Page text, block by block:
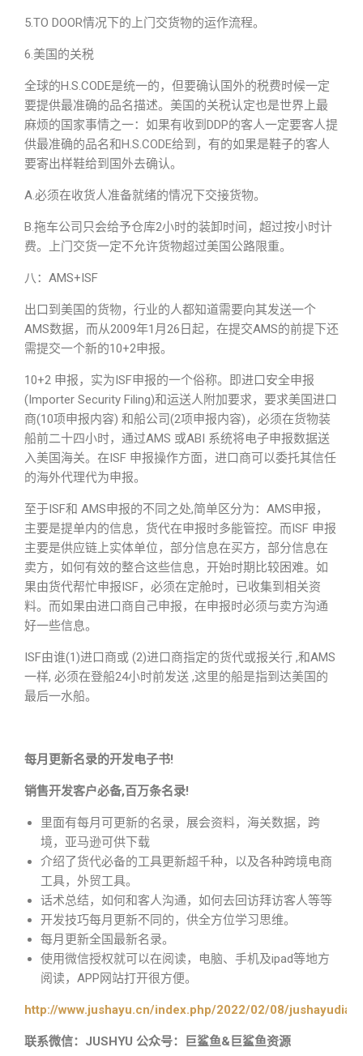
5.TO DOOR情况下的上门交货物的运作流程。
6.美国的关税
全球的H.S.CODE是统一的，但要确认国外的税费时候一定
要提供最准确的品名描述。美国的关税认定也是世界上最
麻烦的国家事情之一：如果有收到DDP的客人一定要客人提
供最准确的品名和H.S.CODE给到，有的如果是鞋子的客人
要寄出样鞋给到国外去确认。
A.必须在收货人准备就绪的情况下交接货物。
B.拖车公司只会给予仓库2小时的装卸时间，超过按小时计
费。上门交货一定不允许货物超过美国公路限重。
八：AMS+ISF
出口到美国的货物，行业的人都知道需要向其发送一个
AMS数据，而从2009年1月26日起，在提交AMS的前提下还
需提交一个新的10+2申报。
10+2 申报，实为ISF申报的一个俗称。即进口安全申报
(Importer Security Filing)和运送人附加要求，要求美国进口
商(10项申报内容) 和船公司(2项申报内容)，必须在货物装
船前二十四小时，通过AMS 或ABI 系统将电子申报数据送
入美国海关。在ISF 申报操作方面，进口商可以委托其信任
的海外代理代为申报。
至于ISF和 AMS申报的不同之处,简单区分为：AMS申报，
主要是提单内的信息，货代在申报时多能管控。而ISF 申报
主要是供应链上实体单位，部分信息在买方，部分信息在
卖方，如何有效的整合这些信息，开始时期比较困难。如
果由货代帮忙申报ISF，必须在定舱时，已收集到相关资
料。而如果由进口商自己申报，在申报时必须与卖方沟通
好一些信息。
ISF由谁(1)进口商或 (2)进口商指定的货代或报关行 ,和AMS
一样, 必须在登船24小时前发送 ,这里的船是指到达美国的
最后一水船。
每月更新名录的开发电子书!
销售开发客户必备,百万条名录!
里面有每月可更新的名录，展会资料，海关数据，跨
境，亚马逊可供下载
介绍了货代必备的工具更新超千种，以及各种跨境电商
工具，外贸工具。
话术总结，如何和客人沟通，如何去回访拜访客人等等
开发技巧每月更新不同的，供全方位学习思维。
每月更新全国最新名录。
使用微信授权就可以在阅读，电脑、手机及ipad等地方
阅读，APP网站打开很方便。
http://www.jushayu.cn/index.php/2022/02/08/
联系微信：JUSHYU 公众号：巨鲨鱼&巨鲨鱼资源